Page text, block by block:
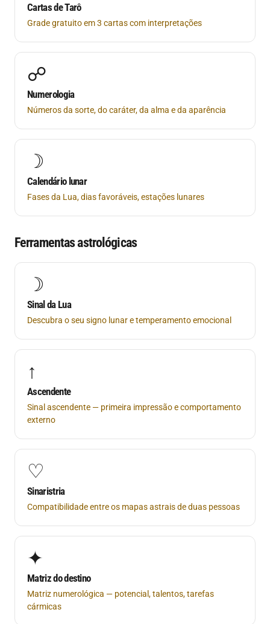
Cartas de Tarô
Grade gratuito em 3 cartas com interpretações
☍
Numerologia
Números da sorte, do caráter, da alma e da aparência
☽
Calendário lunar
Fases da Lua, dias favoráveis, estações lunares
Ferramentas astrológicas
☽
Sinal da Lua
Descubra o seu signo lunar e temperamento emocional
↑
Ascendente
Sinal ascendente — primeira impressão e comportamento
externo
♡
Sinaristria
Compatibilidade entre os mapas astrais de duas pessoas
✦
Matriz do destino
Matriz numerológica — potencial, talentos, tarefas
cármicas